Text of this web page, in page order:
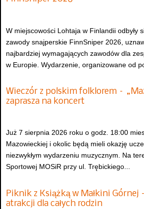
W miejscowości Lohtaja w Finlandii odbyły
zawody snajperskie FinnSniper 2026,
najbardziej wymagających zawodów dla
w Europie. Wydarzenie, organizowane od
Wieczór z polskim folklorem –
zaprasza na koncert
Już 7 sierpnia 2026 roku o godz. 18:00
Mazowieckiej i okolic będą mieli okazję
niezwykłym wydarzeniu muzycznym. Na
Sportowej MOSiR przy ul. Trębickiego...
Piknik z Książką w Małkini Górnej
atrakcji dla całych rodzin